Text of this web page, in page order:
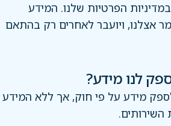
הפרטיות שלנו. המידע
אצלנו, ויועבר לאחרים רק בהתאם
לנו מידע?
מידע על פי חוק, אך ללא המידע
השירותים.